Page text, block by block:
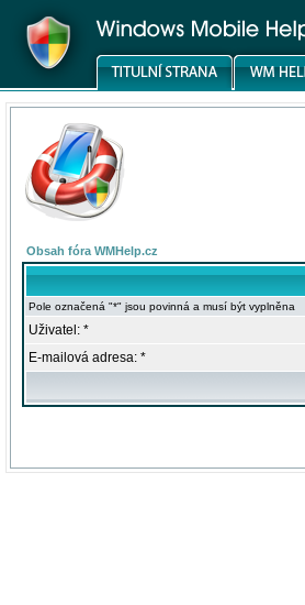
Obsah fóra WMHelp.cz
Pole označená "*" jsou povinná a musí být vyplněna
Uživatel: *
E-mailová adresa: *